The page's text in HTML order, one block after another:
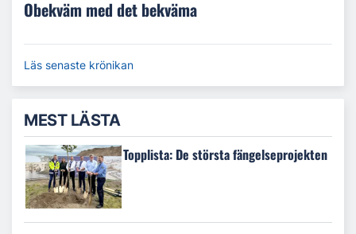
Obekväm med det bekväma
Läs senaste krönikan
MEST LÄSTA
Topplista: De största fängelseprojekten